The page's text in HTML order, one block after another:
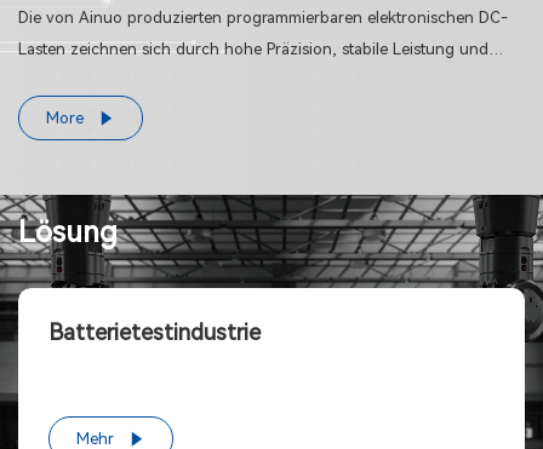
Die von Ainuo produzierten programmierbaren elektronischen DC-
Lasten zeichnen sich durch hohe Präzision, stabile Leistung und
Testanforderungen von Branchen wie Schaltnetzteilen, Batterien und
Halbleiterelektronik.
More
Lösung
Batterietestindustrie
Mehr